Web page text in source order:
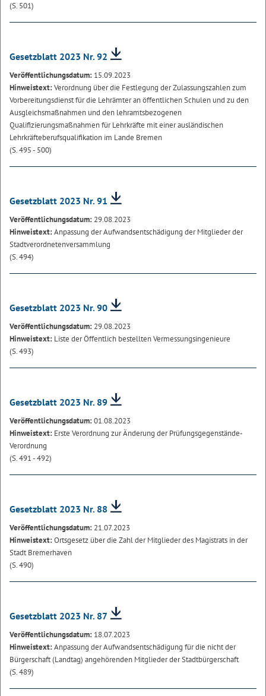
(S. 501)
Gesetzblatt 2023 Nr. 92
Veröffentlichungsdatum: 15.09.2023
Hinweistext:Verordnung über die Festlegung der Zulassungszahlen zum
Vorbereitungsdienst für die Lehrämter an öffentlichen Schulen und zu den
Ausgleichsmaßnahmen und den lehramtsbezogenen
Qualifizierungsmaßnahmen für Lehrkräfte mit einer ausländischen
Lehrkräfteberufsqualifikation im Lande Bremen
(S. 495 - 500)
Gesetzblatt 2023 Nr. 91
Veröffentlichungsdatum: 29.08.2023
Hinweistext:Anpassung der Aufwandsentschädigung der Mitglieder der
Stadtverordnetenversammlung
(S. 494)
Gesetzblatt 2023 Nr. 90
Veröffentlichungsdatum: 29.08.2023
Hinweistext: Liste der Öffentlich bestellten Vermessungsingenieure
(S. 493)
Gesetzblatt 2023 Nr. 89
Veröffentlichungsdatum:01.08.2023
Hinweistext: Erste Verordnung zur Änderung der Prüfungsgegenstände-
Verordnung
(S. 491 - 492)
Gesetzblatt 2023 Nr. 88
Veröffentlichungsdatum: 21.07.2023
Hinweistext:Ortsgesetz über die Zahl der Mitglieder des Magistrats in der
Stadt Bremerhaven
(S. 490)
Gesetzblatt 2023 Nr. 87
Veröffentlichungsdatum: 18.07.2023
Hinweistext:Anpassung der Aufwandsentschädigung für die nicht der
Bürgerschaft (Landtag) angehörenden Mitglieder der Stadtbürgerschaft
(S. 489)